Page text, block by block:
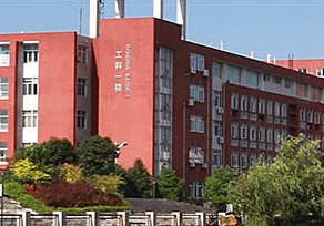
学生工作 招生工作